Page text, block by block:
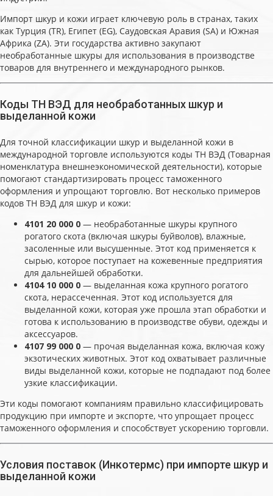
Импорт шкур и кожи играет ключевую роль в странах, таких
как Турция (TR), Египет (EG), Саудовская Аравия (SA) и Южная
Африка (ZA). Эти государства активно закупают
необработанные шкуры для использования в производстве
товаров для внутреннего и международного рынков.
Коды ТН ВЭД для необработанных шкур и
выделанной кожи
Для точной классификации шкур и выделанной кожи в
международной торговле используются коды ТН ВЭД (Товарная
номенклатура внешнеэкономической деятельности), которые
помогают стандартизировать процесс таможенного
оформления и упрощают торговлю. Вот несколько примеров
кодов ТН ВЭД для шкур и кожи:
4101 20 000 0 — необработанные шкуры крупного
рогатого скота (включая шкуры буйволов), влажные,
засоленные или высушенные. Этот код применяется к
сырью, которое поступает на кожевенные предприятия
для дальнейшей обработки.
4104 10 000 0 — выделанная кожа крупного рогатого
скота, нерассеченная. Этот код используется для
выделанной кожи, которая уже прошла этап обработки и
готова к использованию в производстве обуви, одежды и
аксессуаров.
4107 99 000 0 — прочая выделанная кожа, включая кожу
экзотических животных. Этот код охватывает различные
виды выделанной кожи, которые не подпадают под более
узкие классификации.
Эти коды помогают компаниям правильно классифицировать
продукцию при импорте и экспорте, что упрощает процесс
таможенного оформления и способствует ускорению торговли.
Условия поставок (Инкотермс) при импорте шкур и
выделанной кожи